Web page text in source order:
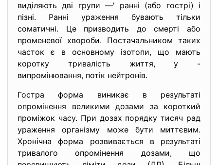
виділяють дві групи —' ранні (або гострі) і
пізні. Ранні ураження бувають тільки
соматичні. Це призводить до смерті або
променевої хвороби. Постачальником таких
часток є в основному ізотопи, що мають
коротку тривалість життя, y -
випромінювання, потік нейтронів.
Гостра форма виникає в результаті
опромінення великими дозами за короткий
проміжок часу. При дозах порядку тисяч рад
ураження організму може бути миттєвим.
Хронічна форма розвивається в результаті
тривалого опромінення дозами, що